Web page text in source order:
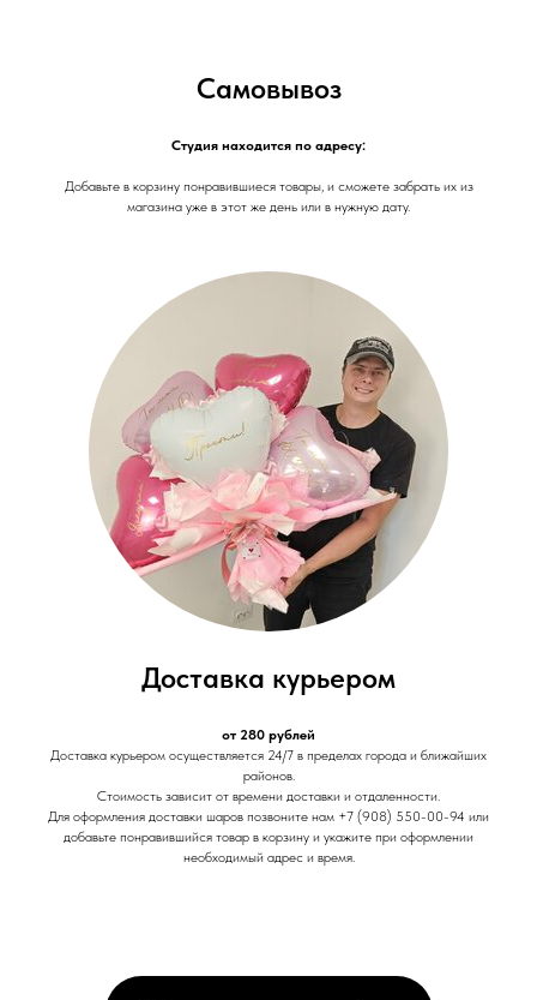
Самовывоз
Студия находится по адресу:
Добавьте в корзину понравившиеся товары, и сможете забрать их из
магазина уже в этот же день или в нужную дату.
Доставка курьером
от 280 рублей
Доставка курьером осуществляется 24/7 в пределах города и ближайших
районов.
Стоимость зависит от времени доставки и отдаленности.
Для оформления доставки шаров позвоните нам +7 (908) 550-00-94 или
добавьте понравившийся товар в корзину и укажите при оформлении
необходимый адрес и время.